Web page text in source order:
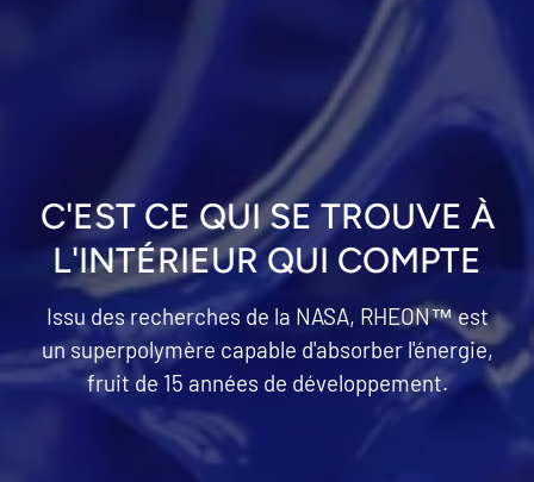
C'EST CE QUI SE TROUVE À
L'INTÉRIEUR QUI COMPTE
Issu des recherches de la NASA, RHEON™ est
un superpolymère capable d'absorber l'énergie,
fruit de 15 années de développement.